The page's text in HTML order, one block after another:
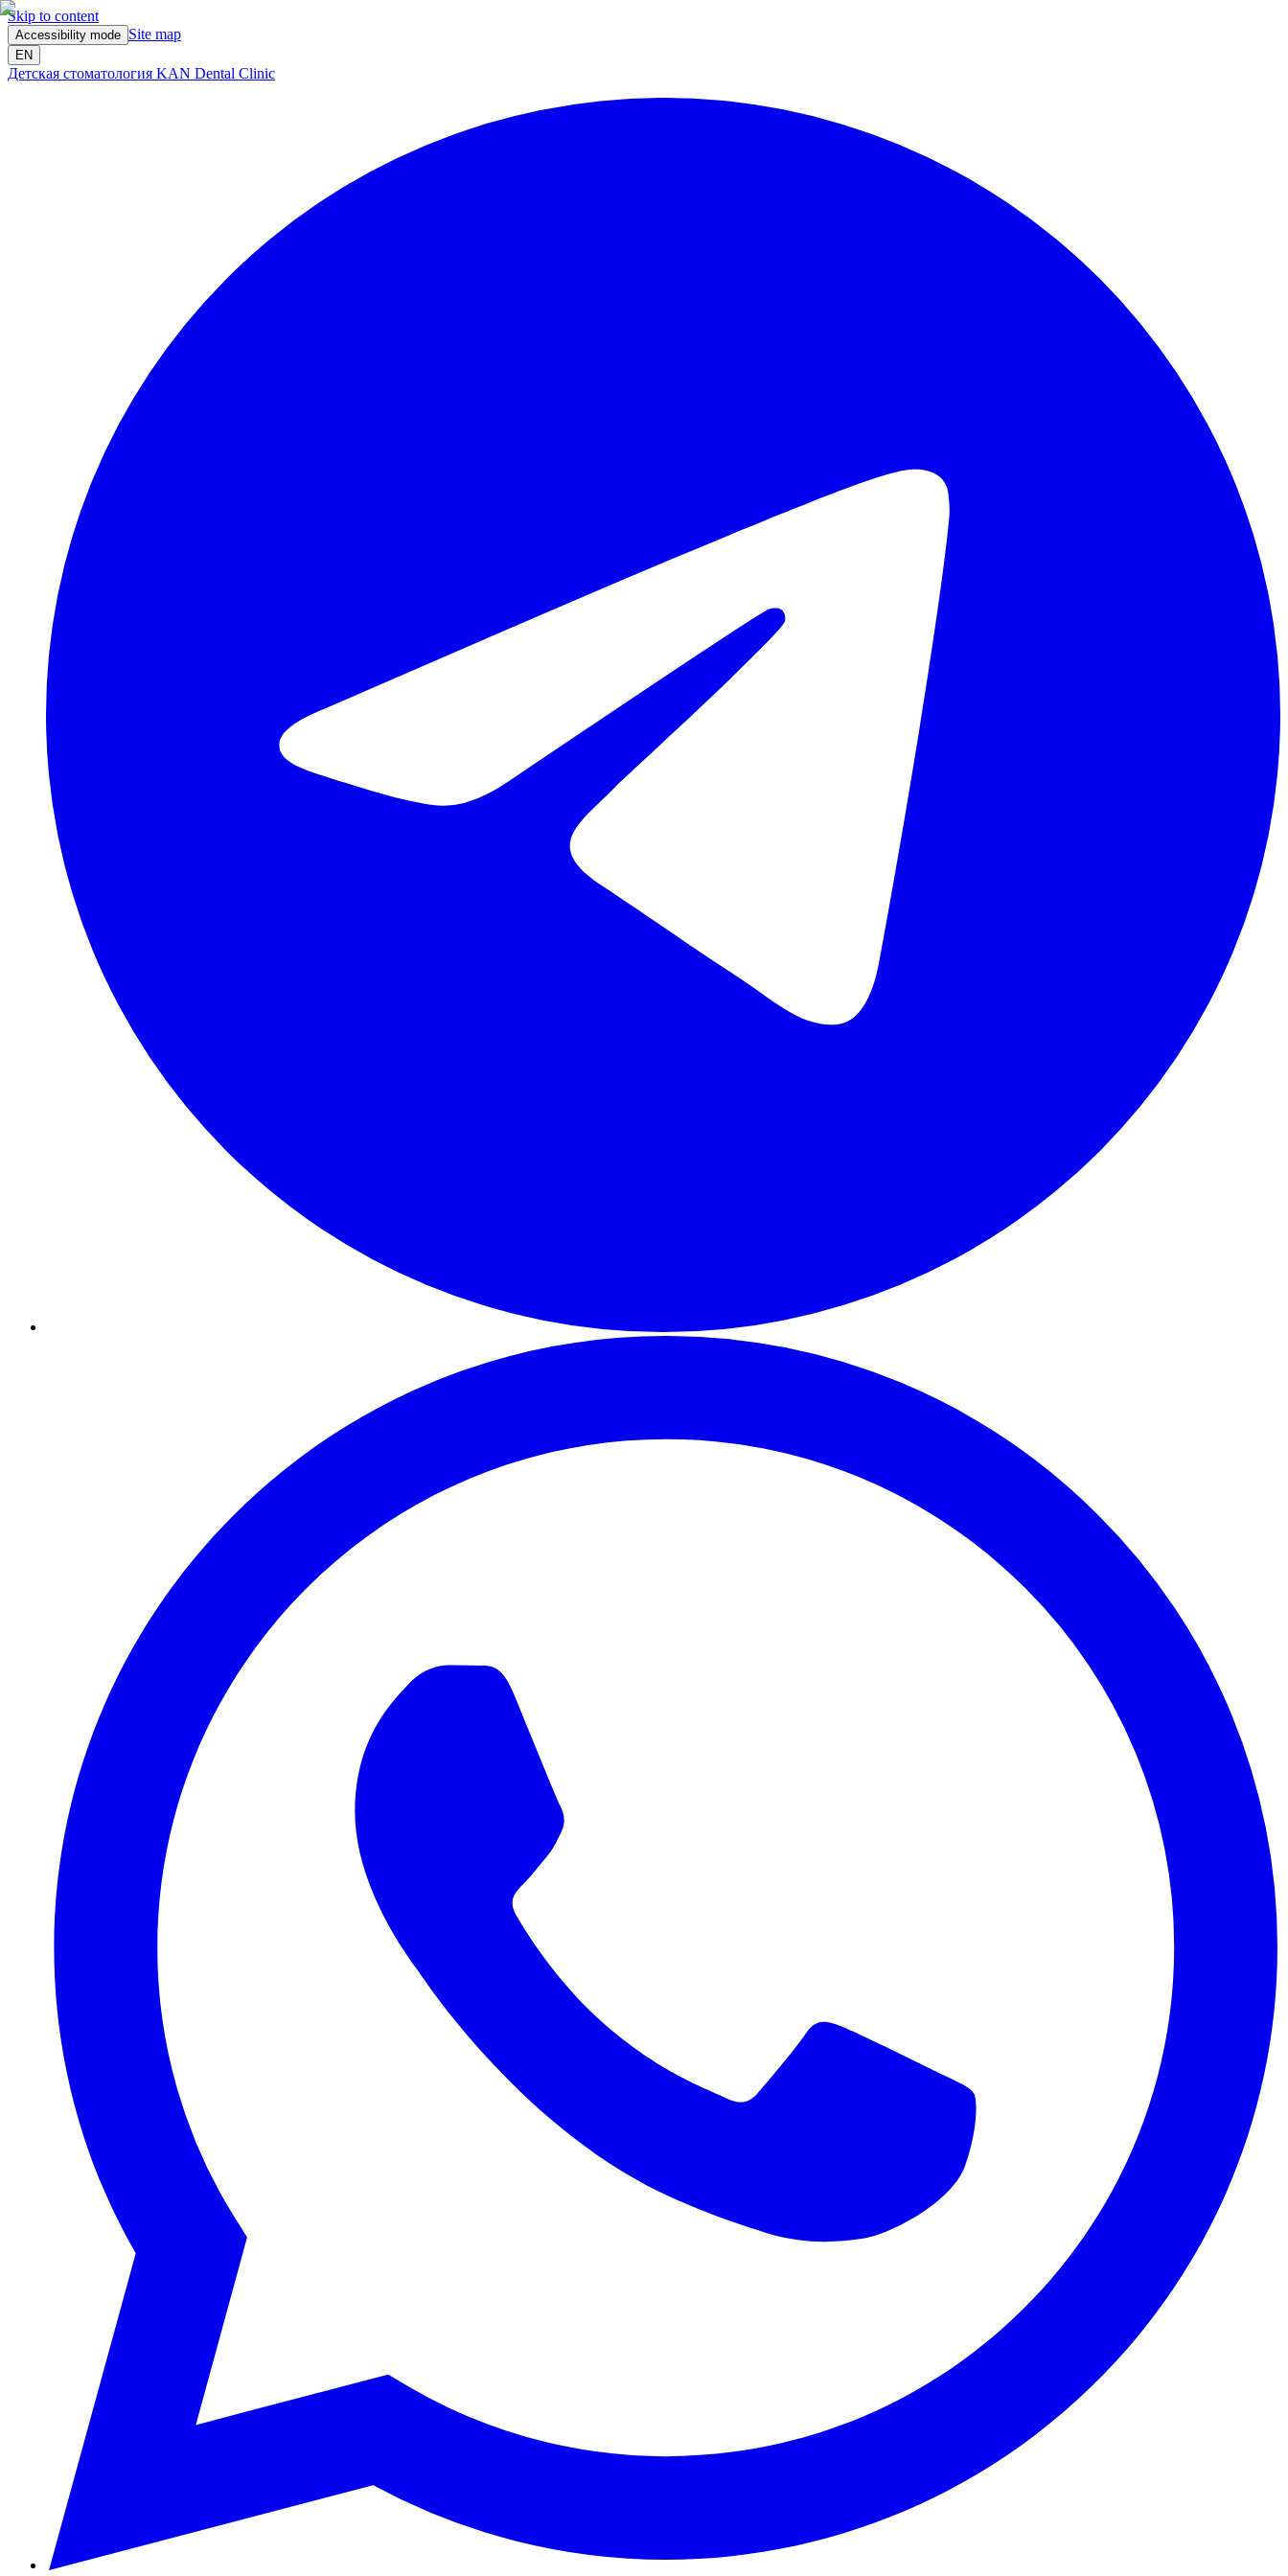
Skip to content
Accessibility mode Site map
EN
Детская стоматология KAN Dental Clinic